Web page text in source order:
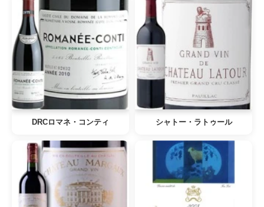
DRCロマネ・コンティ シャトー・ラトゥール